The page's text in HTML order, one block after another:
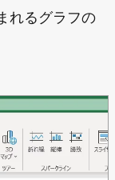
れるグラフの